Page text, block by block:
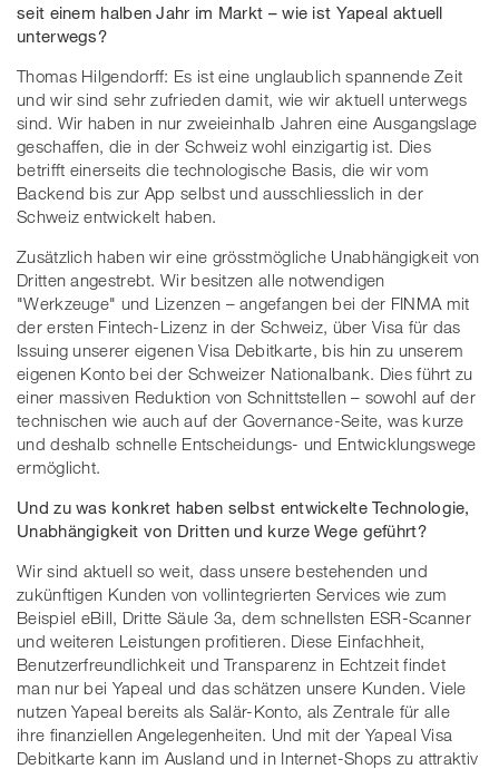
seit einem halben Jahr im Markt – wie ist Yapeal aktuell
unterwegs?
Thomas Hilgendorff: Es ist eine unglaublich spannende Zeit
und wir sind sehr zufrieden damit, wie wir aktuell unterwegs
sind. Wir haben in nur zweieinhalb Jahren eine Ausgangslage
geschaffen, die in der Schweiz wohl einzigartig ist. Dies
betrifft einerseits die technologische Basis, die wir vom
Backend bis zur App selbst und ausschliesslich in der
Schweiz entwickelt haben.
Zusätzlich haben wir eine grösstmögliche Unabhängigkeit von
Dritten angestrebt. Wir besitzen alle notwendigen
"Werkzeuge" und Lizenzen – angefangen bei der FINMA mit
der ersten Fintech-Lizenz in der Schweiz, über Visa für das
Issuing unserer eigenen Visa Debitkarte, bis hin zu unserem
eigenen Konto bei der Schweizer Nationalbank. Dies führt zu
einer massiven Reduktion von Schnittstellen – sowohl auf der
technischen wie auch auf der Governance-Seite, was kurze
und deshalb schnelle Entscheidungs- und Entwicklungswege
ermöglicht.
Und zu was konkret haben selbst entwickelte Technologie,
Unabhängigkeit von Dritten und kurze Wege geführt?
Wir sind aktuell so weit, dass unsere bestehenden und
zukünftigen Kunden von vollintegrierten Services wie zum
Beispiel eBill, Dritte Säule 3a, dem schnellsten ESR-Scanner
und weiteren Leistungen profitieren. Diese Einfachheit,
Benutzerfreundlichkeit und Transparenz in Echtzeit findet
man nur bei Yapeal und das schätzen unsere Kunden. Viele
nutzen Yapeal bereits als Salär-Konto, als Zentrale für alle
ihre finanziellen Angelegenheiten. Und mit der Yapeal Visa
Debitkarte kann im Ausland und in Internet-Shops zu attraktiv